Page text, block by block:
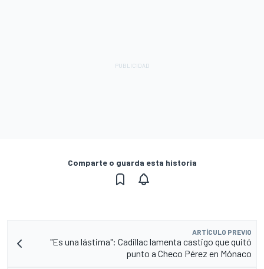
Comparte o guarda esta historia
ARTÍCULO PREVIO
"Es una lástima": Cadillac lamenta castigo que quitó
punto a Checo Pérez en Mónaco